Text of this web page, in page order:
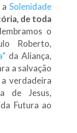
Solenidade
de toda
o
Roberto,
da Aliança,
a salvação
verdadeira
de Jesus,
Futura ao